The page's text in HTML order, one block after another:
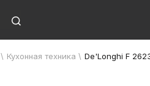
\ Кухонная техника \ De'Longhi F